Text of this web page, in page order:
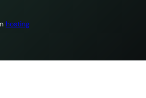
hosting